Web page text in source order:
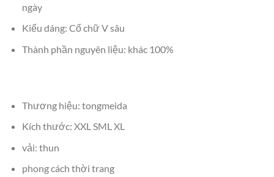
ngày
Kiểu dáng: Cổ chữ V sâu
Thành phần nguyên liệu: khác 100%
Thương hiệu: tongmeida
Kích thước: XXL SML XL
vải: thun
phong cách thời trang